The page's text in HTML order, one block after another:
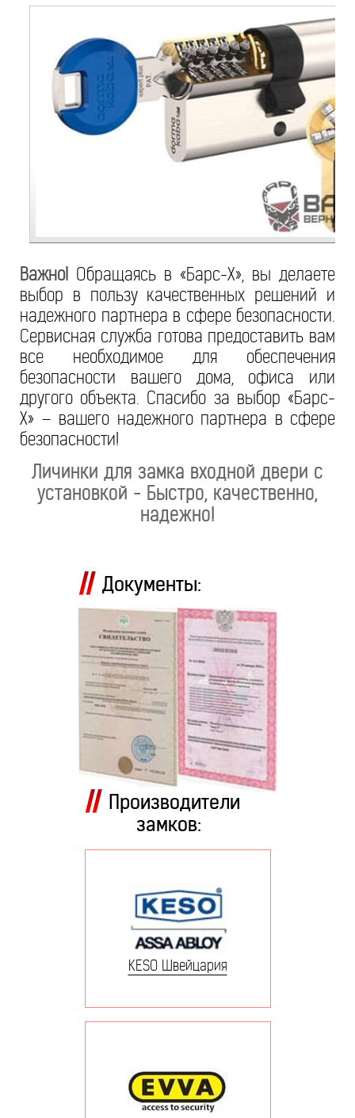
Важно! Обращаясь в «Барс-Х», вы делаете
выбор в пользу качественных решений и
надежного партнера в сфере безопасности.
Сервисная служба готова предоставить вам
все необходимое для обеспечения
безопасности вашего дома, офиса или
другого объекта. Спасибо за выбор «Барс-
Х» – вашего надежного партнера в сфере
безопасности!
Личинки для замка входной двери с
установкой - Быстро, качественно,
надежно!
Документы:
Производители
замков:
KESO Швейцария